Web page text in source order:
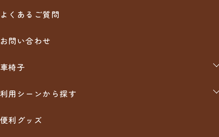
お客様負担にてお願いいたします。
め、サイズ違い、イメージ違いなどの良品にも関わらずお客様の
万が一、やむを得ないご事情で、尚且つ、メーカーが返品受け入
・メーカーから掛かる手数料（検品手数料、箱代、送料等）
・弊社からの返品手数料（商品代金の10％＋その他実費）
銀行振込
ります弊社指定の銀行口座へ、ご請求金額をお振り込み下さい。
クレジット
会社によって異なります。
私たちについて
よくあるご質問
お問い合わせ
車椅子
介助用
利用シーンから探す